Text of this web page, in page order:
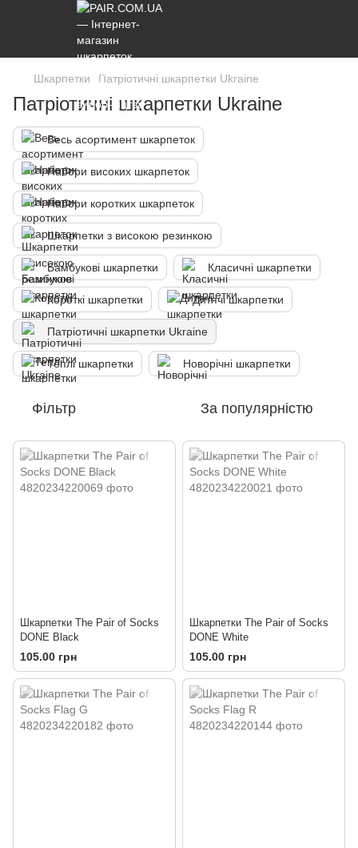
Шкарпетки Патріотичні шкарпетки Ukraine
Патріотичні шкарпетки Ukraine
Весь асортимент шкарпеток
Набори високих шкарпеток
Набори коротких шкарпеток
Шкарпетки з високою резинкою
Бамбукові шкарпетки Класичні шкарпетки
Короткі шкарпетки Дитячі шкарпетки
Патріотичні шкарпетки Ukraine
Теплі шкарпетки Новорічні шкарпетки
Фільтр За популярністю
Шкарпетки The Pair of Socks
DONE Black
105.00 грн
Шкарпетки The Pair of Socks
DONE White
105.00 грн